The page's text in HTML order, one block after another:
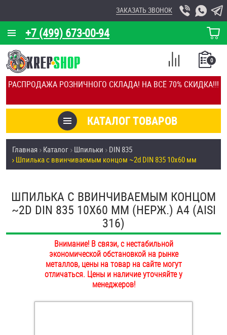
РАСПРОДАЖА РОЗНИЧНОГО СКЛАДА! НА ВСЁ 70% СКИДКА!!!
+7 (499) 673-00-94
ЗАКАЗАТЬ ЗВОНОК
КОРЗИНА
О КОМПАНИИ
КАЛЬКУЛЯТОР
ОТЗЫВЫ
УСЛУГИ
СКИДКИ
ОПТ
ПОКУПАТЕЛЯМ
ОПЛАТА И ДОСТАВКА
НАШИ МАГАЗИНЫ
КАТАЛОГ ТОВАРОВ
0
СПИСОК
СРАВНЕНИЕ
Товары со скидкой
Анкеры
Антивандальный крепёж, инструмент
Главная Каталог Шпильки
DIN 835
Шпилька c ввинчиваемым концом ~2d DIN 835 10х60 мм
ШПИЛЬКА C ВВИНЧИВАЕМЫМ КОНЦОМ
~2D DIN 835 10Х60 ММ (НЕРЖ.) A4 (AISI
316)
Внимание! В связи, с нестабильной
экономической обстановкой на рынке
металлов, цены на товар на сайте могут
отличаться. Цены и наличие уточняйте у
менеджеров!